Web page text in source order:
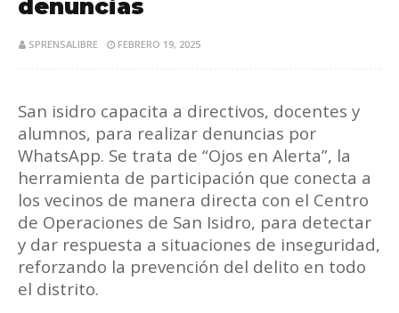
denuncias
SPRENSALIBRE FEBRERO 19, 2025
San isidro capacita a directivos, docentes y
alumnos, para realizar denuncias por
WhatsApp. Se trata de “Ojos en Alerta”, la
herramienta de participación que conecta a
los vecinos de manera directa con el Centro
de Operaciones de San Isidro, para detectar
y dar respuesta a situaciones de inseguridad,
reforzando la prevención del delito en todo
el distrito.